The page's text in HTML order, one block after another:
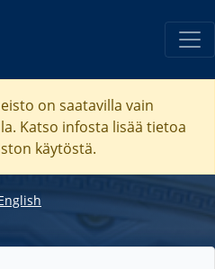
on saatavilla vain
Katso infosta lisää tietoa
käytöstä.